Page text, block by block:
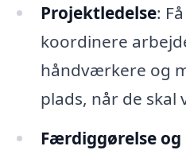
Projektledelse:
koordinere
håndværkere og
plads, når de skal
Færdiggørelse